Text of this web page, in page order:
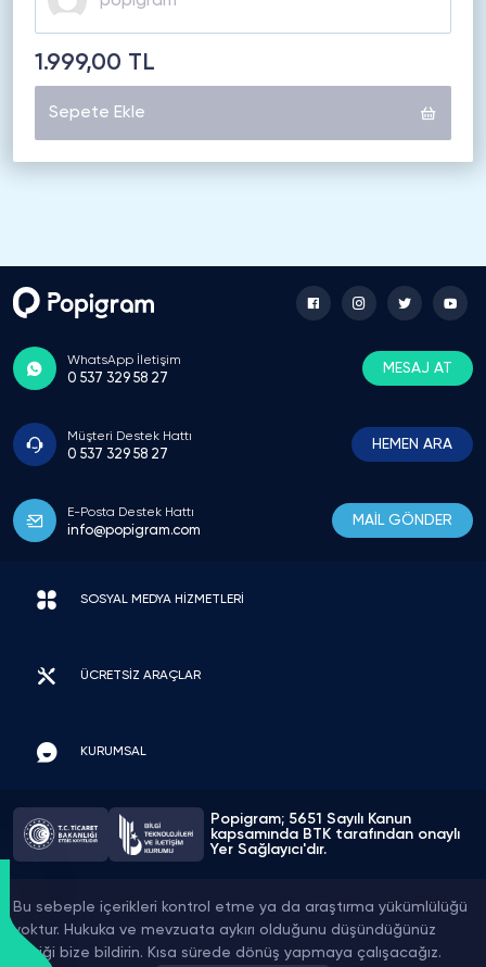
1.999,00 TL
Sepete Ekle
WhatsApp İletişim
0 537 329 58 27
MESAJ AT
Müşteri Destek Hattı
0 537 329 58 27
HEMEN ARA
E-Posta Destek Hattı
info@popigram.com
MAİL GÖNDER
SOSYAL MEDYA HİZMETLERİ
ÜCRETSİZ ARAÇLAR
KURUMSAL
Popigram; 5651 Sayılı Kanun
kapsamında BTK tarafından onaylı
Yer Sağlayıcı'dır.
Bu sebeple içerikleri kontrol etme ya da araştırma yükümlülüğü
yoktur. Hukuka ve mevzuata aykırı olduğunu düşündüğünüz
içeriği bize bildirin. Kısa sürede dönüş yapmaya çalışacağız.